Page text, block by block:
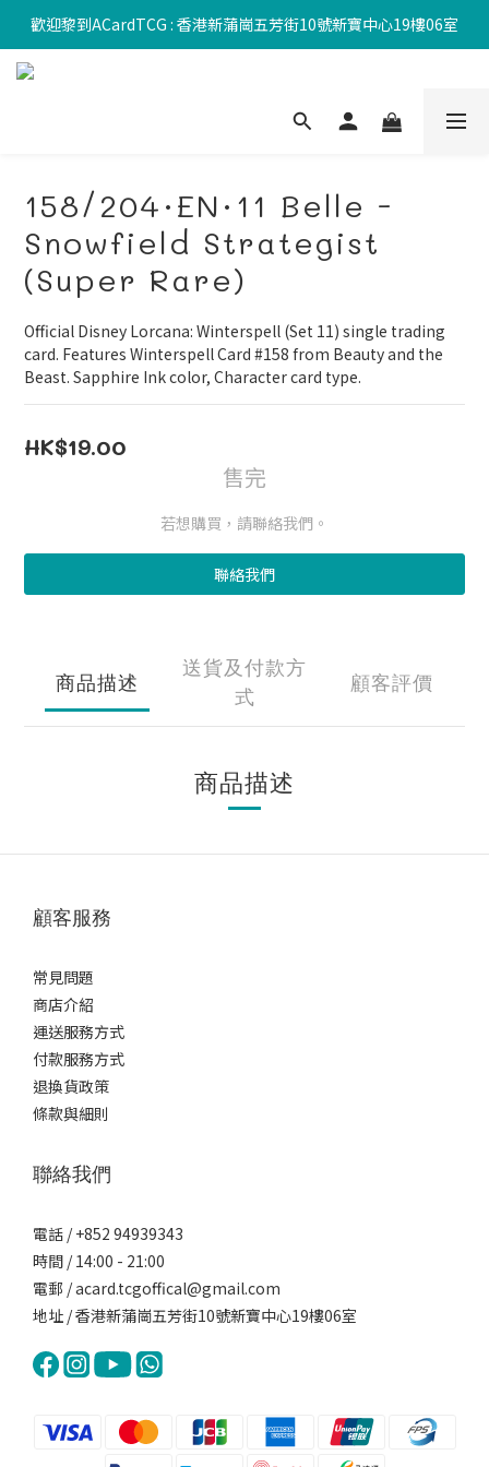
歡迎黎到ACardTCG : 香港新蒲崗五芳街10號新寶中心19樓06室
158/204·EN·11 Belle -
Snowfield Strategist
(Super Rare)
Official Disney Lorcana: Winterspell (Set 11) single trading
card. Features Winterspell Card #158 from Beauty and the
Beast. Sapphire Ink color, Character card type.
HK$19.00
售完
若想購買，請聯絡我們。
聯絡我們
商品描述
送貨及付款方
式
顧客評價
商品描述
顧客服務
常見問題
商店介紹
運送服務方式
付款服務方式
退換貨政策
條款與細則
聯絡我們
電話 / +852 94939343
時間 / 14:00 - 21:00
電郵 / acard.tcgoffical@gmail.com
地址 / 香港新蒲崗五芳街10號新寶中心19樓06室